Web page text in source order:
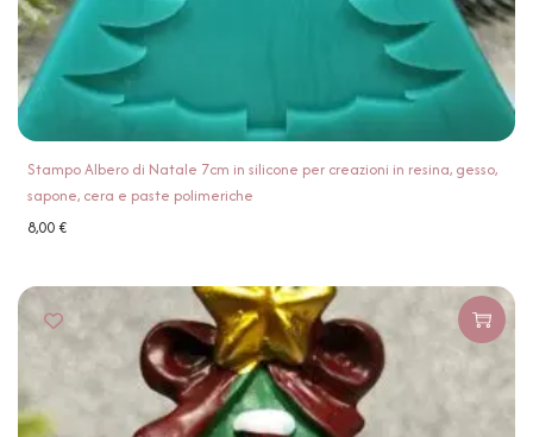
Stampo Albero di Natale 7cm in silicone per creazioni in resina, gesso,
sapone, cera e paste polimeriche
8,00€